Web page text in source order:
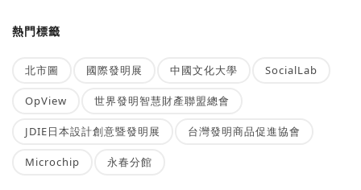
熱門標籤
北市圖 國際發明展 中國文化大學 SocialLab
OpView 世界發明智慧財產聯盟總會
JDIE日本設計創意暨發明展 台灣發明商品促進協會
Microchip 永春分館